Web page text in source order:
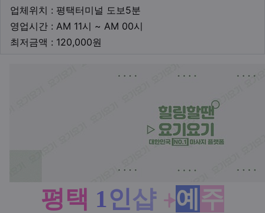
업체위치 : 평택터미널 도보5분
영업시간 : AM 11시 ~ AM 00시
최저금액 : 120,000원
평택 1인샵 ⍆예 주